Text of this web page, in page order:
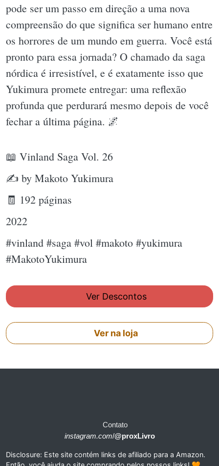
pode ser um passo em direção a uma nova
compreensão do que significa ser humano entre
os horrores de um mundo em guerra. Você está
pronto para essa jornada? O chamado da saga
nórdica é irresistível, e é exatamente isso que
Yukimura promete entregar: uma reflexão
profunda que perdurará mesmo depois de você
fechar a última página. 🌌
📖 Vinland Saga Vol. 26
✍ by Makoto Yukimura
🧾 192 páginas
2022
#vinland #saga #vol #makoto #yukimura
#MakotoYukimura
Ver Descontos
Ver na loja
Contato
instagram.com/@proxLivro
Disclosure: Este site contém links de afiliado para a Amazon.